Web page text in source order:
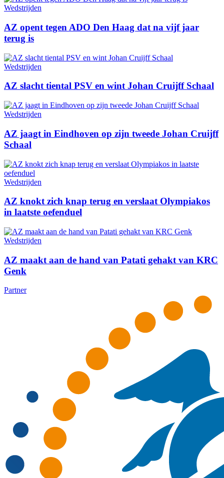
Wedstrijden
AZ opent tegen ADO Den Haag dat na vijf jaar
terug is
Wedstrijden
AZ slacht tiental PSV en wint Johan Cruijff Schaal
Wedstrijden
AZ jaagt in Eindhoven op zijn tweede Johan Cruijff
Schaal
Wedstrijden
AZ knokt zich knap terug en verslaat Olympiakos
in laatste oefenduel
Wedstrijden
AZ maakt aan de hand van Patati gehakt van KRC
Genk
Partner